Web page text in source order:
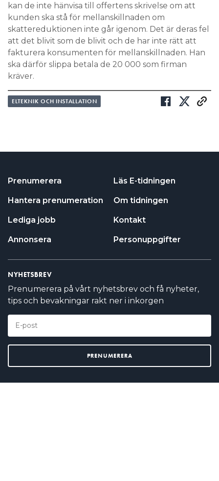
kan de inte hänvisa till offertens skrivelse om att
kunden ska stå för mellanskillnaden om
skattereduktionen inte går igenom. Det är deras fel
att det blivit som de blivit och de har inte rätt att
fakturera konsumenten för mellanskillnaden. Han
ska därför slippa betala de 20 000 som firman
kräver.
ELTEKNIK OCH INSTALLATION
Prenumerera
Hantera prenumeration
Lediga jobb
Annonsera
Läs E-tidningen
Om tidningen
Kontakt
Personuppgifter
NYHETSBREV
Prenumerera på vårt nyhetsbrev och få nyheter,
tips och bevakningar rakt ner i inkorgen